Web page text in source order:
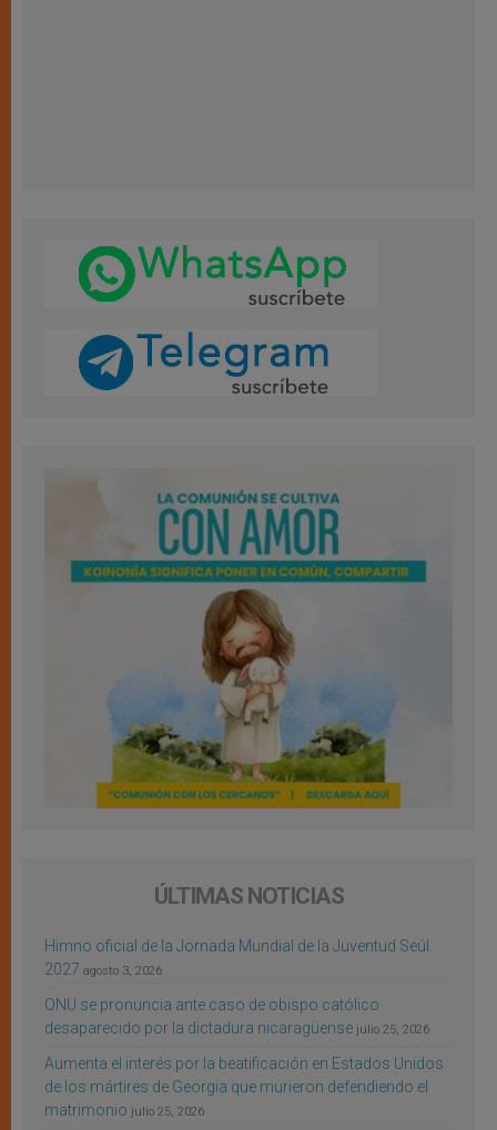
ÚLTIMAS NOTICIAS
Himno oficial de la Jornada Mundial de la Juventud Seúl
2027 agosto 3, 2026
ONU se pronuncia ante caso de obispo católico
desaparecido por la dictadura nicaragüense julio 25, 2026
Aumenta el interés por la beatificación en Estados Unidos
de los mártires de Georgia que murieron defendiendo el
matrimonio julio 25, 2026